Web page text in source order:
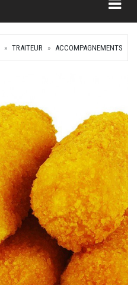
TRAITEUR ACCOMPAGNEMENTS